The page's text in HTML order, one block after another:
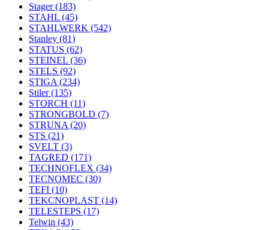
Stager(183)
STAHL (45)
STAHLWERK (542)
Stanley (81)
STATUS (62)
STEINEL (36)
STELS (92)
STIGA (234)
Stiler(135)
STORCH (11)
STRONGBOLD (7)
STRUNA (20)
STS (21)
SVELT (3)
TAGRED (171)
TECHNOFLEX (34)
TECNOMEC (30)
TEFI (10)
TEKCNOPLAST (14)
TELESTEPS (17)
Telwin (43)